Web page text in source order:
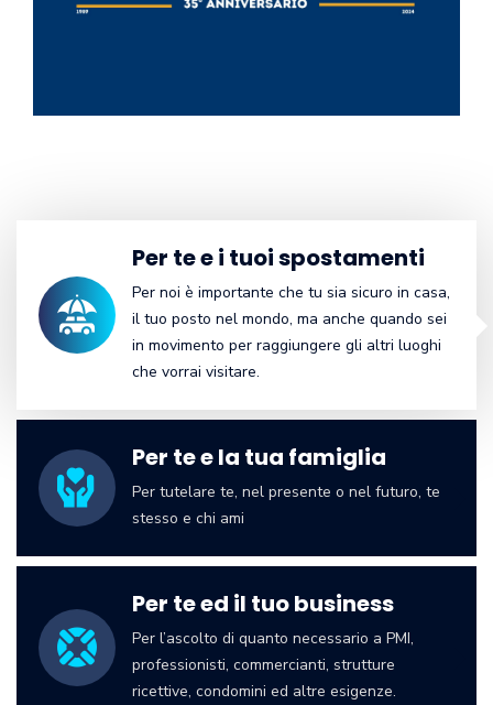
Per te e i tuoi spostamenti
Per noi è importante che tu sia sicuro in casa,
il tuo posto nel mondo, ma anche quando sei
in movimento per raggiungere gli altri luoghi
che vorrai visitare.
Per te e la tua famiglia
Per tutelare te, nel presente o nel futuro, te
stesso e chi ami
Per te ed il tuo business
Per l’ascolto di quanto necessario a PMI,
professionisti, commercianti, strutture
ricettive, condomini ed altre esigenze.